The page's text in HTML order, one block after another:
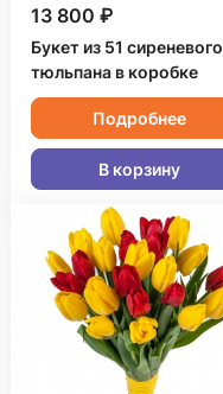
13 800 ₽
Букет из 51 сиреневого
тюльпана в коробке
Подробнее
В корзину